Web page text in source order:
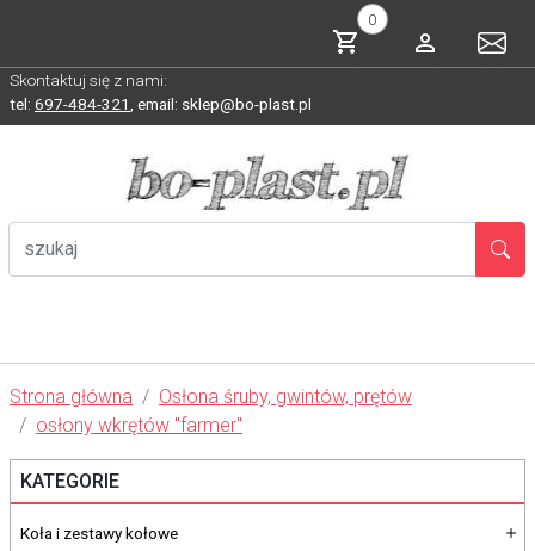
0
Skontaktuj się z nami:
tel: 697-484-321 email: sklep@bo-plast.pl
Strona główna
Osłona śruby, gwintów, prętów
osłony wkrętów "farmer"
KATEGORIE
Koła i zestawy kołowe